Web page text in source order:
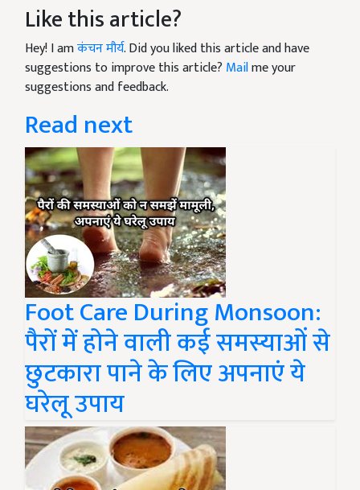
Like this article?
Hey! I amकंचन मौर्य. Did you liked this article and have
suggestions to improve this article? Mailme your
suggestions and feedback.
Read next
Foot Care During Monsoon:
पैरों में होने वाली कई समस्याओं से
छुटकारा पाने के लिए अपनाएं ये
घरेलू उपाय